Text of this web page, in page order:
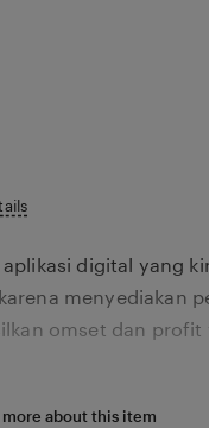
aplikasi digital yang
menyediakan
omset dan
more about this item